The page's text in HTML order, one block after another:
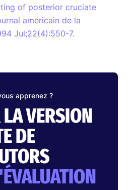
of posterior cruciate
américain de la
Jul;22(4):550-7.
apprenez ?
VERSION
DE